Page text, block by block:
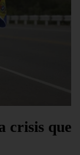
crisis que